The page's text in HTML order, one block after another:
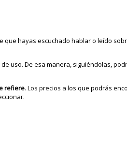
hayas escuchado hablar o leído
uso. De esa manera, siguiéndolas,
refiere. Los precios a los que podrás